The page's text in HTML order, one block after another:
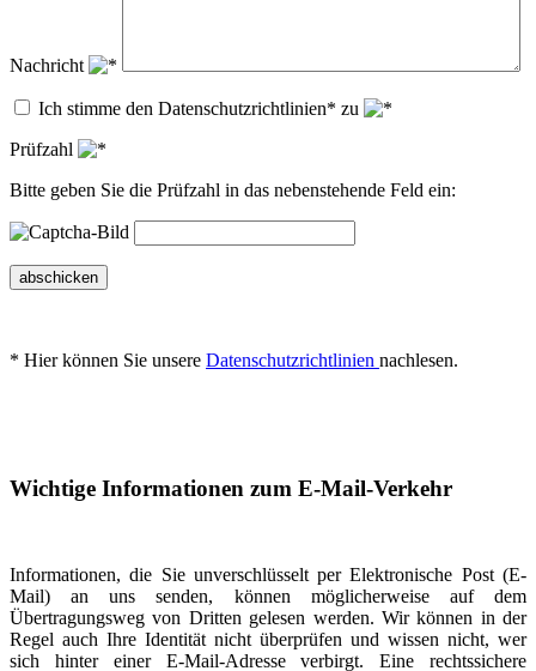
Nachricht
Ich stimme den Datenschutzrichtlinien* zu
Prüfzahl
Bitte geben Sie die Prüfzahl in das nebenstehende Feld ein:
abschicken
* Hier können Sie unsere Datenschutzrichtlinien nachlesen.
Wichtige Informationen zum E-Mail-Verkehr
Informationen, die Sie unverschlüsselt per Elektronische Post (E-
Mail) an uns senden, können möglicherweise auf dem
Übertragungsweg von Dritten gelesen werden. Wir können in der
Regel auch Ihre Identität nicht überprüfen und wissen nicht, wer
sich hinter einer E-Mail-Adresse verbirgt. Eine rechtssichere